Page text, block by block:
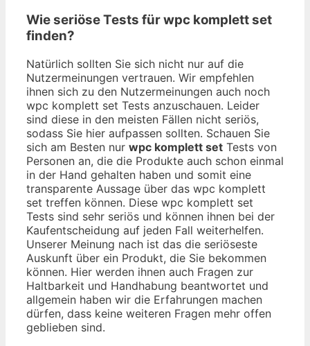
Wie seriöse Tests für wpc komplett set
finden?
Natürlich sollten Sie sich nicht nur auf die
Nutzermeinungen vertrauen. Wir empfehlen
ihnen sich zu den Nutzermeinungen auch noch
wpc komplett set Tests anzuschauen. Leider
sind diese in den meisten Fällen nicht seriös,
sodass Sie hier aufpassen sollten. Schauen Sie
sich am Besten nur wpc komplett set Tests von
Personen an, die die Produkte auch schon einmal
in der Hand gehalten haben und somit eine
transparente Aussage über das wpc komplett
set treffen können. Diese wpc komplett set
Tests sind sehr seriös und können ihnen bei der
Kaufentscheidung auf jeden Fall weiterhelfen.
Unserer Meinung nach ist das die seriöseste
Auskunft über ein Produkt, die Sie bekommen
können. Hier werden ihnen auch Fragen zur
Haltbarkeit und Handhabung beantwortet und
allgemein haben wir die Erfahrungen machen
dürfen, dass keine weiteren Fragen mehr offen
geblieben sind.